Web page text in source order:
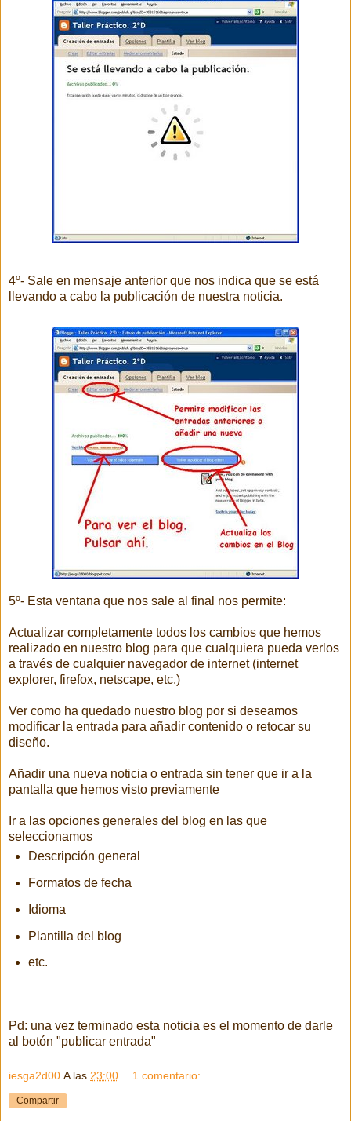
4º- Sale en mensaje anterior que nos indica que se está
llevando a cabo la publicación de nuestra noticia.
5º- Esta ventana que nos sale al final nos permite:
Actualizar completamente todos los cambios que hemos
realizado en nuestro blog para que cualquiera pueda verlos
a través de cualquier navegador de internet (internet
explorer, firefox, netscape, etc.)
Ver como ha quedado nuestro blog por si deseamos
modificar la entrada para añadir contenido o retocar su
diseño.
Añadir una nueva noticia o entrada sin tener que ir a la
pantalla que hemos visto previamente
Ir a las opciones generales del blog en las que
seleccionamos
Descripción general
Formatos de fecha
Idioma
Plantilla del blog
etc.
Pd: una vez terminado esta noticia es el momento de darle
al botón "publicar entrada"
iesga2d00 A las 23:00 1 comentario:
Compartir